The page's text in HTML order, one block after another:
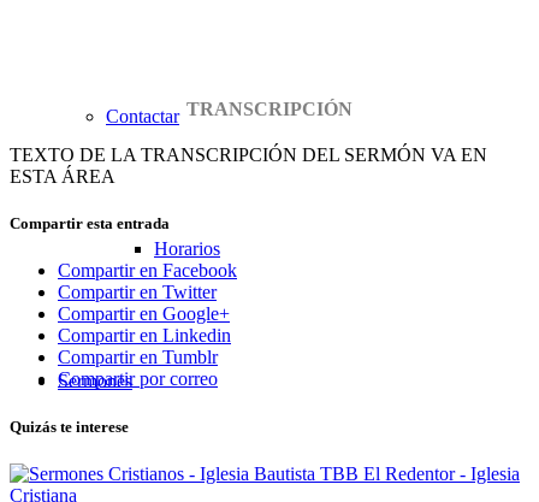
Contactar
Horarios
Sermones
TRANSCRIPCIÓN
TEXTO DE LA TRANSCRIPCIÓN DEL SERMÓN VA EN
ESTA ÁREA
Compartir esta entrada
Compartir en Facebook
Compartir en Twitter
Compartir en Google+
Compartir en Linkedin
Compartir en Tumblr
Compartir por correo
Quizás te interese